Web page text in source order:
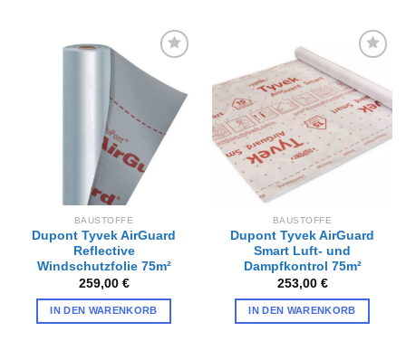
Wunschliste
hinzufügen
BAUSTOFFE
Dupont Tyvek AirGuard
Reflective
Windschutzfolie 75m²
259,00 €
IN DEN WARENKORB
Zur
Wunschliste
hinzufügen
BAUSTOFFE
Dupont Tyvek AirGuard
Smart Luft- und
Dampfkontrol 75m²
253,00 €
IN DEN WARENKORB